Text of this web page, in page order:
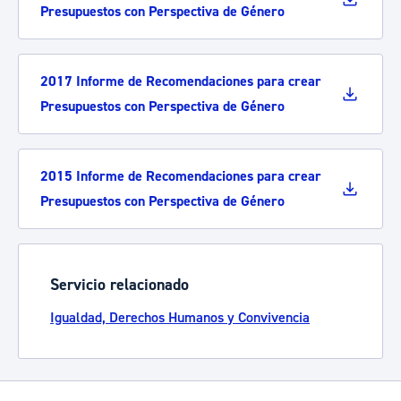
Presupuestos con Perspectiva de Género
2017 Informe de Recomendaciones para crear
Presupuestos con Perspectiva de Género
2015 Informe de Recomendaciones para crear
Presupuestos con Perspectiva de Género
Servicio relacionado
Igualdad, Derechos Humanos y Convivencia